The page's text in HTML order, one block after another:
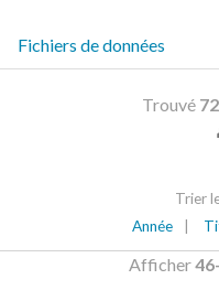
Fichiers de données
Trouvé 72
Trier
Année
Afficher